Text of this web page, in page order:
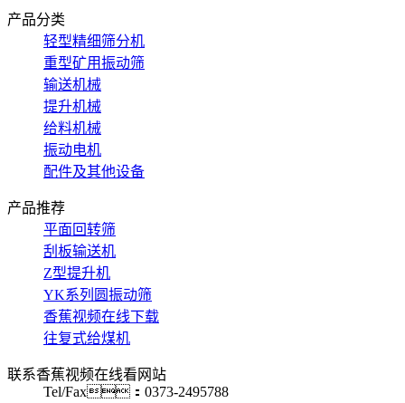
产品分类
轻型精细筛分机
重型矿用振动筛
输送机械
提升机械
给料机械
振动电机
配件及其他设备
产品推荐
平面回转筛
刮板输送机
Z型提升机
YK系列圆振动筛
香蕉视频在线下载
往复式给煤机
联系香蕉视频在线看网站
Tel/Fax：0373-2495788